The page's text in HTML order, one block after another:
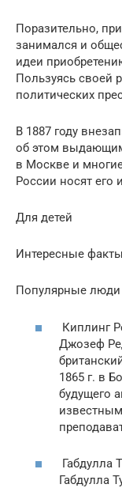
Поразительно,
занимался и
идеи
Пользуясь своей
политических
В 1887 году
об этом
в Москве и
России носят его
Для детей
Интересные
Популярные люди
Киплинг
Джозеф
1865 г. в
будущего
Габдулла
Габдулла